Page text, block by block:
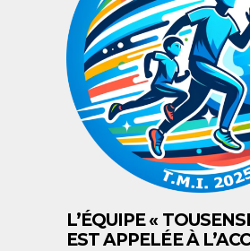
L’ÉQUIPE «
EST APPELÉE À